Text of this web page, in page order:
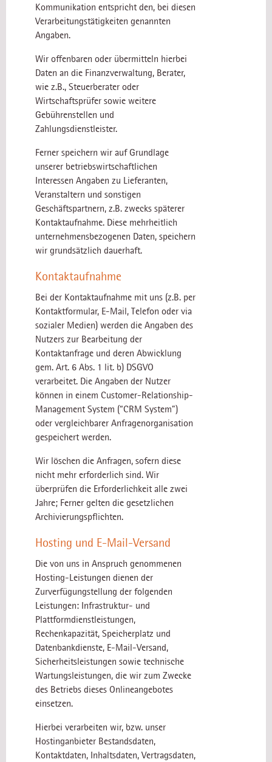
Kommunikation entspricht den, bei diesen
Verarbeitungstätigkeiten genannten
Angaben.
Wir offenbaren oder übermitteln hierbei
Daten an die Finanzverwaltung, Berater,
wie z.B., Steuerberater oder
Wirtschaftsprüfer sowie weitere
Gebührenstellen und
Zahlungsdienstleister.
Ferner speichern wir auf Grundlage
unserer betriebswirtschaftlichen
Interessen Angaben zu Lieferanten,
Veranstaltern und sonstigen
Geschäftspartnern, z.B. zwecks späterer
Kontaktaufnahme. Diese mehrheitlich
unternehmensbezogenen Daten, speichern
wir grundsätzlich dauerhaft.
Kontaktaufnahme
Bei der Kontaktaufnahme mit uns (z.B. per
Kontaktformular, E-Mail, Telefon oder via
sozialer Medien) werden die Angaben des
Nutzers zur Bearbeitung der
Kontaktanfrage und deren Abwicklung
gem. Art. 6 Abs. 1 lit. b) DSGVO
verarbeitet. Die Angaben der Nutzer
können in einem Customer-Relationship-
Management System (“CRM System”)
oder vergleichbarer Anfragenorganisation
gespeichert werden.
Wir löschen die Anfragen, sofern diese
nicht mehr erforderlich sind. Wir
überprüfen die Erforderlichkeit alle zwei
Jahre; Ferner gelten die gesetzlichen
Archivierungspflichten.
Hosting und E-Mail-Versand
Die von uns in Anspruch genommenen
Hosting-Leistungen dienen der
Zurverfügungstellung der folgenden
Leistungen: Infrastruktur- und
Plattformdienstleistungen,
Rechenkapazität, Speicherplatz und
Datenbankdienste, E-Mail-Versand,
Sicherheitsleistungen sowie technische
Wartungsleistungen, die wir zum Zwecke
des Betriebs dieses Onlineangebotes
einsetzen.
Hierbei verarbeiten wir, bzw. unser
Hostinganbieter Bestandsdaten,
Kontaktdaten, Inhaltsdaten, Vertragsdaten,